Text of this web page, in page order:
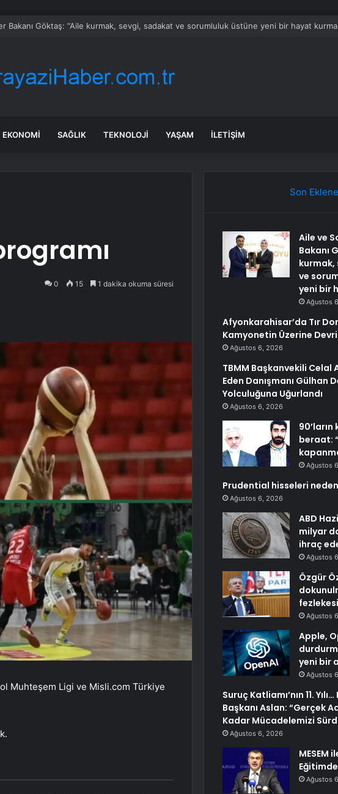
Bakanı Göktaş: “Aile kurmak, sevgi, sadakat ve sorumluluk üstüne yeni bir hayat
EKONOMI SAĞLIK TEKNOLOJI YAŞAM İLETIŞIM
0 15 1 dakika okuma süresi
Muhteşem Ligi ve Misli.com Türkiye
Son
Aile ve
Bakanı
ve
yeni bir
Ağustos
Afyonkarahisar’da Tır
Kamyonetin Üzerine
Ağustos 6, 2026
TBMM Başkanvekili Celal
Eden Danışmanı Gülhan
Yolculuğuna Uğurlandı
Ağustos 6, 2026
90’ların
beraat:
Ağustos
Prudential hisseleri
Ağustos 6, 2026
ABD
milyar
ihraç
Ağustos
Özgür
Ağustos
Apple,
yeni bir
Ağustos
Suruç Katliamı’nın 11.
Başkanı Aslan: “Gerçek
Kadar Mücadelemizi
Ağustos 6, 2026
MESEM
Ağustos